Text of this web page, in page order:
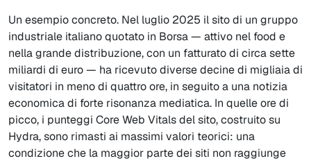
Un esempio concreto. Nel luglio 2025 il sito di un gruppo
industriale italiano quotato in Borsa — attivo nel food e
nella grande distribuzione, con un fatturato di circa sette
miliardi di euro — ha ricevuto diverse decine di migliaia di
visitatori in meno di quattro ore, in seguito a una notizia
economica di forte risonanza mediatica. In quelle ore di
picco, i punteggi Core Web Vitals del sito, costruito su
Hydra, sono rimasti ai massimi valori teorici: una
condizione che la maggior parte dei siti non raggiunge